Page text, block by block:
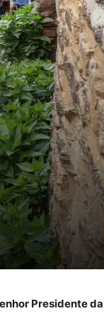
Presidente da